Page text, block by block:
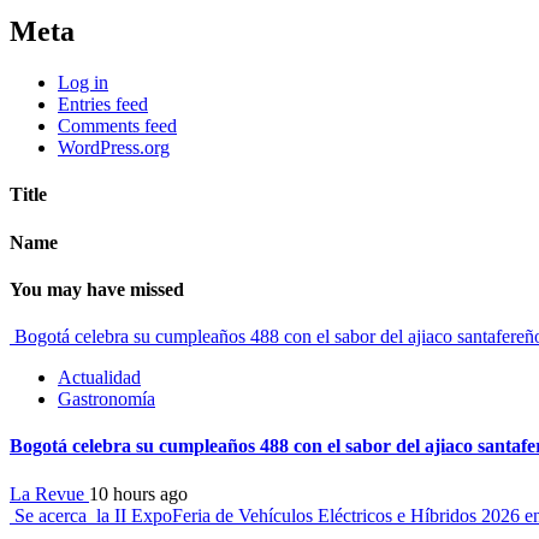
Meta
Log in
Entries feed
Comments feed
WordPress.org
Title
Name
You may have missed
Bogotá celebra su cumpleaños 488 con el sabor del ajiaco
Actualidad
Gastronomía
Bogotá celebra su cumpleaños 488 con el sabor del ajiaco
La Revue 10 hours ago
Se acerca la II ExpoFeria de Vehículos Eléctricos e Híbridos 2026